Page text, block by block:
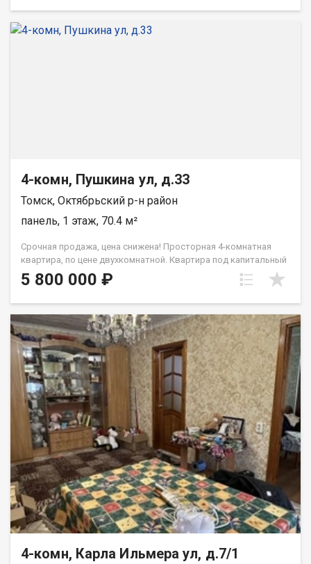
развитой инфраструктурой: рядом остановка общественного
4-комн, Пушкина ул, д.33
Томск, Октябрьский р-н район
панель, 1 этаж, 70.4 м²
Срочная продажа, цена снижена! Просторная 4-комнатная
квартира, по цене двухкомнатной. Квартира под капитальный
ремонт. Большая площадь, изолированные светлые комнаты,
окна выходят на три стороны. Дом находится в зелёном
школы, детские сады, ОГБОУ КШИ Томский Кадетский корпус,
сетевые гипермаркеты, поликлиники, спорткомплекс. В
шаговой доступности находится остановка общественного
транспорта, что позволит быстро и удобно добраться до
любой точки города. Не упустите возможность приобрести
просторную квартиру, и свободу в создании пространства по
своему вкусу. Звоните и приходите на просмотр уже сегодня!
При звонке, пожалуйста, сообщите номер варианта -
JV004070101022
5 800 000 ₽
4-комн, Карла Ильмера ул, д.7/1